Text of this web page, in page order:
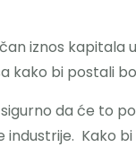
iznos kapitala
kako bi postali
da će to
industrije. Kako